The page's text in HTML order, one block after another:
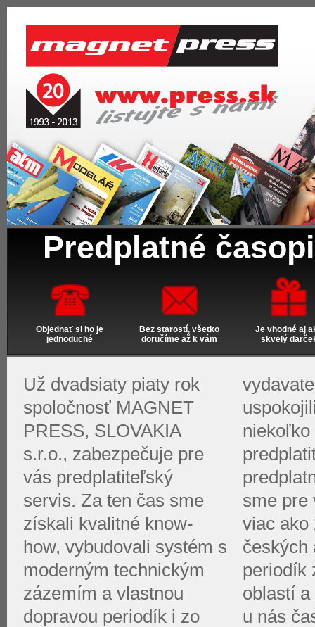
Predplatné
Objednať si ho je
jednoduché
Bez starostí, všetko
doručíme až k vám
Je vhodné aj
skvelý
Už dvadsiaty piaty rok
spoločnosť MAGNET
PRESS, SLOVAKIA
s.r.o., zabezpečuje pre
vás predplatiteľský
servis. Za ten čas sme
získali kvalitné know-
how, vybudovali systém s
moderným technickým
zázemím a vlastnou
dopravou periodík i zo
sme pre
viac ako
českých
periodík
oblastí a
u nás